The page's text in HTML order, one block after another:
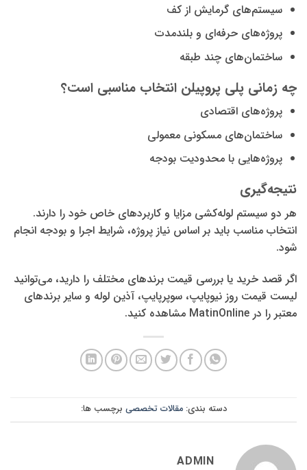
سیستم‌های گرمایش از کف
پروژه‌های حرفه‌ای و بلندمدت
ساختمان‌های چند طبقه
چه زمانی پلی پروپیلن انتخاب مناسبی است؟
پروژه‌های اقتصادی
ساختمان‌های مسکونی معمولی
پروژه‌هایی با محدودیت بودجه
نتیجه‌گیری
هر دو سیستم لوله‌کشی مزایا و کاربردهای خاص خود را دارند.
انتخاب مناسب باید بر اساس نیاز پروژه، شرایط اجرا و بودجه انجام
شود.
اگر قصد خرید یا بررسی قیمت برندهای مختلف را دارید، می‌توانید
لیست قیمت روز نیوپایپ، سوپرپایپ، آذین لوله و سایر برندهای
معتبر را در MatinOnline مشاهده کنید.
دسته بندی:مقالات تخصصی برچسب ها:
ADMIN